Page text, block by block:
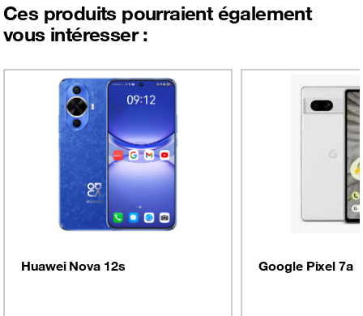
Ces produits pourraient également
vous intéresser :
Huawei Nova 12s Google Pixel 7a